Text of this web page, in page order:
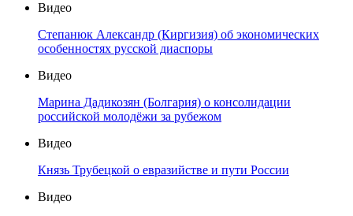
Видео
Степанюк Александр (Киргизия) об экономических
особенностях русской диаспоры
Видео
Марина Дадикозян (Болгария) о консолидации
российской молодёжи за рубежом
Видео
Князь Трубецкой о евразийстве и пути России
Видео